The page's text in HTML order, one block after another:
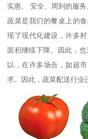
实惠、 安全、周到的服务
蔬菜是我们的餐桌上的
现了现代化建设，许多
面积继续下降。因此，
以，在许多场合，如超
求。因此，蔬菜配送行业